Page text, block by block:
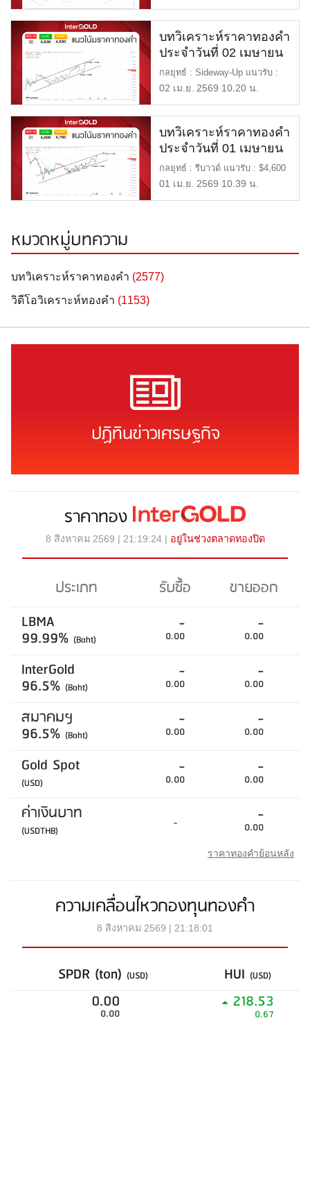
บทวิเคราะห์ราคาทองคำ
ประจำวันที่ 02 เมษายน
2569
กลยุทธ์ : Sideway-Up แนวรับ :
$4,630 หรือ 71,600 แนวต้า […]
02 เม.ย. 2569 10.20 น.
บทวิเคราะห์ราคาทองคำ
ประจำวันที่ 01 เมษายน
2569
กลยุทธ์ : รีบาวด์ แนวรับ : $4,600
หรือ 71,800 แนวต้าน : […]
01 เม.ย. 2569 10.39 น.
หมวดหมู่บทความ
บทวิเคราะห์ราคาทองคำ (2577)
วิดีโอวิเคราะห์ทองคำ (1153)
ปฏิทินข่าวเศรษฐกิจ
ราคาทอง
8 สิงหาคม 2569 | 21:19:24 | อยู่ในช่วงตลาดทองปิด
ประเภท รับซื้อ
ขายออก
LBMA
99.99% (Baht)
-
0.00
-
0.00
InterGold
96.5% (Baht)
-
0.00
-
0.00
สมาคมฯ
96.5% (Baht)
-
0.00
-
0.00
Gold Spot
(USD)
-
0.00
-
0.00
ค่าเงินบาท
(USDTHB) - -
0.00
ราคาทองคำย้อนหลัง
ความเคลื่อนไหวกองทุนทองคำ
8 สิงหาคม 2569 | 21:18:01
SPDR (ton) (USD) HUI (USD)
0.00
0.00
218.53
0.67